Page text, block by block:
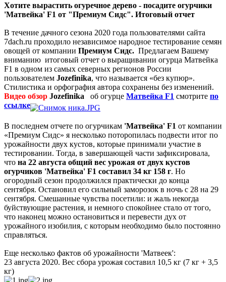
Хотите вырастить огуречное дерево - посадите огурчики
'Матвейка' F1 от "Премиум Сидс". Итоговый отчет
В течение дачного сезона 2020 года пользователями сайта
7dach.ru проходило независимое народное тестирование семян
овощей от компании Премиум Сидс. Предлагаем Вашему
вниманию итоговый отчет о выращивании огурца Матвейка
F1 в одном из самых северных регионов России
пользователем Jozefinika, что называется «без купюр».
Стилистика и орфография автора сохранены без изменений.
Видео обзор Jozefinika об огурце Матвейка F1 смотрите по
ссылке
В последнем отчете по огурчикам 'Матвейка' F1 от компании
«Премиум Сидс» я несколько поторопилась подвести итог по
урожайности двух кустов, которые принимали участие в
тестировании. Тогда, в завершающей части зафиксировала,
что на 22 августа общий вес урожая от двух кустов
огурчиков 'Матвейка' F1 составил 34 кг 158 г. Но
огородный сезон продолжился практически до конца
сентября. Остановил его сильный заморозок в ночь с 28 на 29
сентября. Смешанные чувства посетили: и жаль некогда
буйствующие растения, и немного спокойнее стало от того,
что наконец можно остановиться и перевести дух от
урожайного изобилия, с которым необходимо было постоянно
справляться.
Еще несколько фактов об урожайности 'Матвеек':
23 августа 2020. Вес сбора урожая составил 10,5 кг (7 кг + 3,5
кг)